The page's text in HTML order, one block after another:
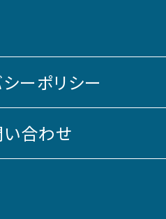
ーポリシー
合わせ